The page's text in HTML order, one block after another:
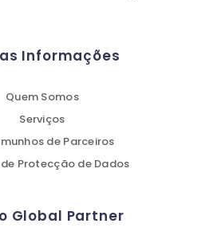
Informações
Quem Somos
Serviços
de Parceiros
Protecção de Dados
Global Partner